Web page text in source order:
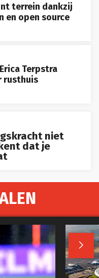
terrein dankzij
en open source
Terpstra
rusthuis
niet
dat je
